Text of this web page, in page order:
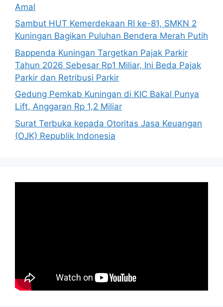
Amal
Sambut HUT Kemerdekaan RI ke-81, SMKN 2
Kuningan Bagikan Puluhan Bendera Merah Putih
Bappenda Kuningan Targetkan Pajak Parkir
Tahun 2026 Sebesar Rp1 Miliar, Ini Beda Pajak
Parkir dan Retribusi Parkir
Gedung Pemkab Kuningan di KIC Bakal Punya
Lift, Anggaran Rp 1,2 Miliar
Surat Terbuka kepada Otoritas Jasa Keuangan
(OJK) Republik Indonesia